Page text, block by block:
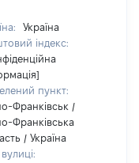
Україна
індекс:
пункт:
Франківськ /
Франківська
/ Україна